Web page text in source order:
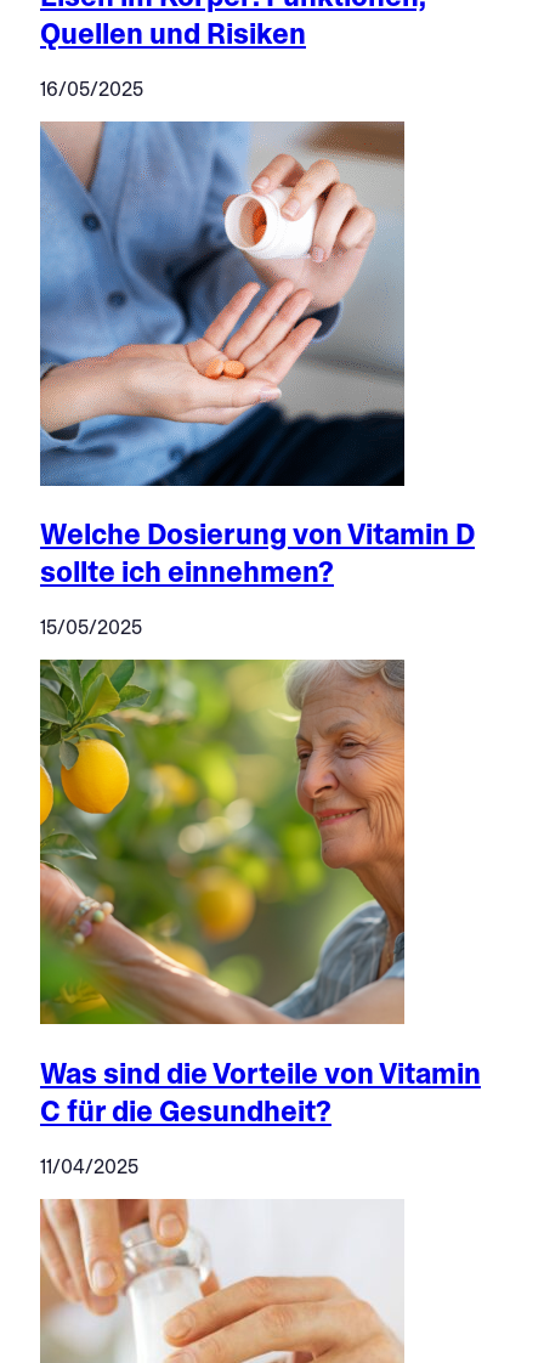
Quellen und Risiken
16/05/2025
Welche Dosierung von Vitamin D
sollte ich einnehmen?
15/05/2025
Was sind die Vorteile von Vitamin
C für die Gesundheit?
11/04/2025